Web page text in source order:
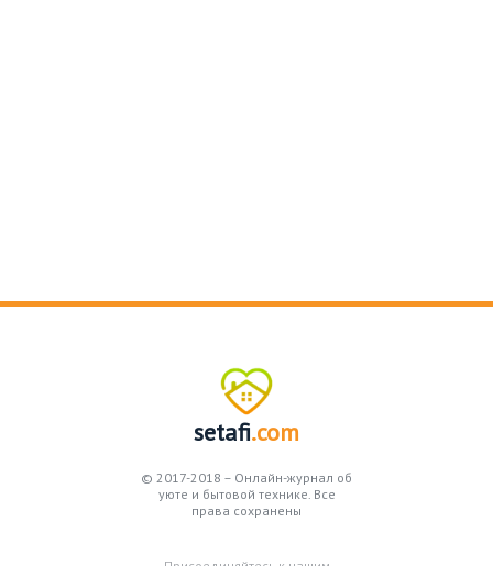
setafi.com
© 2017-2018 – Онлайн-журнал об
уюте и бытовой технике. Все
права сохранены